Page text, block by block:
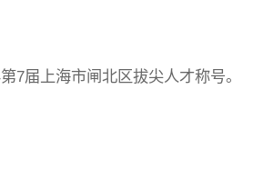
7届上海市闸北区拔尖人才称号。